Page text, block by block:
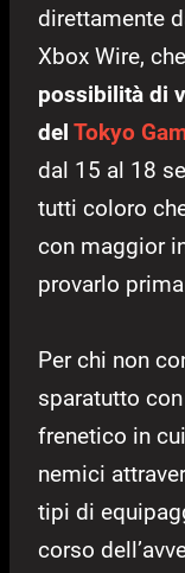
direttamente
Xbox Wire,
possibilità di
del Tokyo
dal 15 al 18
tutti coloro
con maggior
provarlo
Per chi non
sparatutto
frenetico in
nemici
tipi di
corso